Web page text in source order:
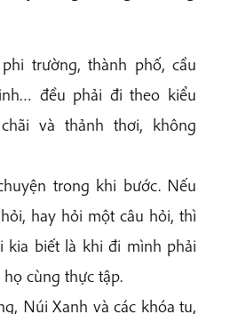
thành phố, cầu
đều phải đi theo kiểu
và thảnh thơi, không
trong khi bước. Nếu
hay hỏi một câu hỏi, thì
kia biết là khi đi mình phải
cùng thực tập.
Núi Xanh và các khóa tu,